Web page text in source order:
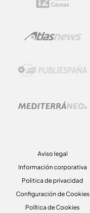
Aviso legal
Información corporativa
Politica de privacidad
Configuración de Cookies
Política de Cookies